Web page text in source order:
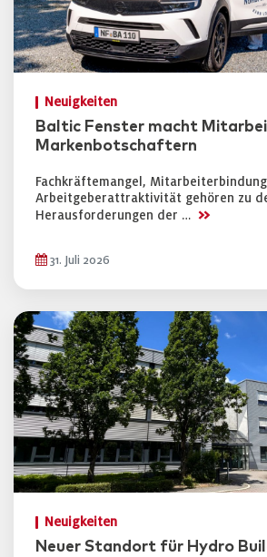
Neuigkeiten
Baltic Fenster macht
Markenbotschaftern
Fachkräftemangel, Mitarbeiterbindung
Arbeitgeberattraktivität gehören zu
Herausforderungen der … >>
31. Juli 2026
Neuigkeiten
Neuer Standort für Hydro